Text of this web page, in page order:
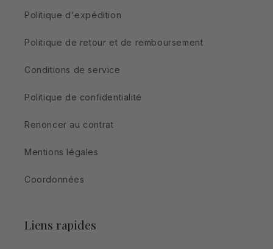
Politique d'expédition
Politique de retour et de remboursement
Conditions de service
Politique de confidentialité
Renoncer au contrat
Mentions légales
Coordonnées
Liens rapides